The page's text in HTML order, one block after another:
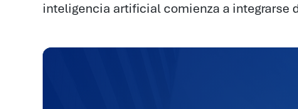
inteligencia artificial comienza a